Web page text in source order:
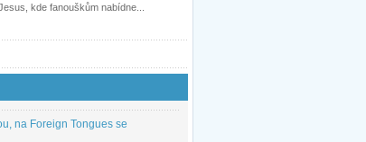
kde fanouškům nabídne...
na Foreign Tongues se